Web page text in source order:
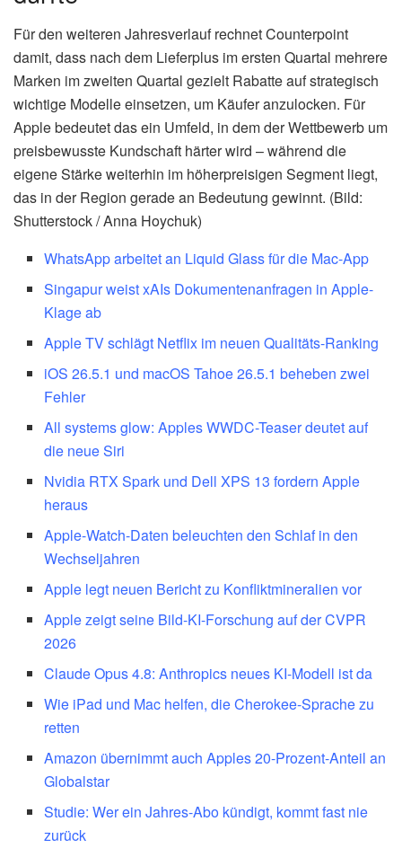
Für den weiteren Jahresverlauf rechnet Counterpoint
damit, dass nach dem Lieferplus im ersten Quartal mehrere
Marken im zweiten Quartal gezielt Rabatte auf strategisch
wichtige Modelle einsetzen, um Käufer anzulocken. Für
Apple bedeutet das ein Umfeld, in dem der Wettbewerb um
preisbewusste Kundschaft härter wird – während die
eigene Stärke weiterhin im höherpreisigen Segment liegt,
das in der Region gerade an Bedeutung gewinnt. (Bild:
Shutterstock / Anna Hoychuk)
WhatsApp arbeitet an Liquid Glass für die Mac-App
Singapur weist xAIs Dokumentenanfragen in Apple-
Klage ab
Apple TV schlägt Netflix im neuen Qualitäts-Ranking
iOS 26.5.1 und macOS Tahoe 26.5.1 beheben zwei
Fehler
All systems glow: Apples WWDC-Teaser deutet auf
die neue Siri
Nvidia RTX Spark und Dell XPS 13 fordern Apple
heraus
Apple-Watch-Daten beleuchten den Schlaf in den
Wechseljahren
Apple legt neuen Bericht zu Konfliktmineralien vor
Apple zeigt seine Bild-KI-Forschung auf der CVPR
2026
Claude Opus 4.8: Anthropics neues KI-Modell ist da
Wie iPad und Mac helfen, die Cherokee-Sprache zu
retten
Amazon übernimmt auch Apples 20-Prozent-Anteil an
Globalstar
Studie: Wer ein Jahres-Abo kündigt, kommt fast nie
zurück